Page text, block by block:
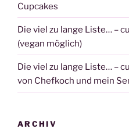
Cupcakes
Die viel zu lange Liste… –
(vegan möglich)
Die viel zu lange Liste… –
von Chefkoch und mein
ARCHIV